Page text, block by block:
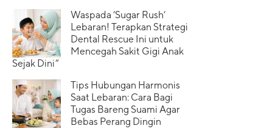
Waspada ‘Sugar Rush’
Lebaran! Terapkan Strategi
Dental Rescue Ini untuk
Mencegah Sakit Gigi Anak
Sejak Dini”
Tips Hubungan Harmonis
Saat Lebaran: Cara Bagi
Tugas Bareng Suami Agar
Bebas Perang Dingin